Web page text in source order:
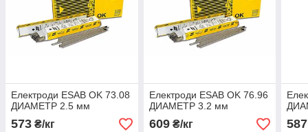
Електроди ESAB OK 73.08
ДИАМЕТР 2.5 мм
573 ₴/кг
Електроди ESAB OK 76.96
ДИАМЕТР 3.2 мм
609₴/кг 587